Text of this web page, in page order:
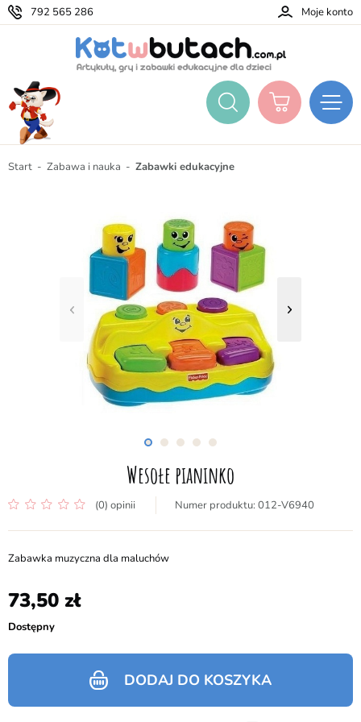
792 565 286 Moje konto
Start Zabawa i nauka Zabawki edukacyjne
Wesołe pianinko
(0) opinii 012-V6940
Zabawka muzyczna dla maluchów
73,50
Dostępny
DODAJ DO KOSZYKA